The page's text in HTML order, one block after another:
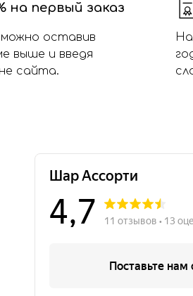
на первый заказ
можно оставив
выше и введя
сайта.